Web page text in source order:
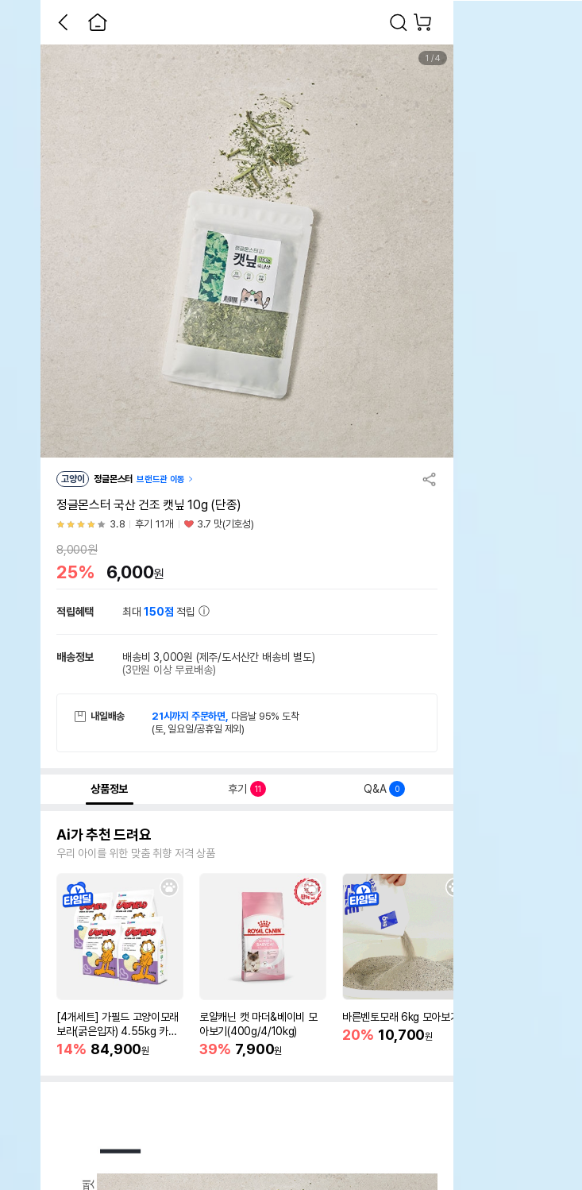
1 /4
고양이 정글몬스터 브랜드관 이동
정글몬스터 국산 건조 캣닢 10g (단종)
3.8 후기 11개 3.7 맛(기호성)
8,000원
25% 6,000원
적립혜택 최대150점 적립
배송정보 배송비 3,000원 (제주/도서산간 배송비 별도)
(3만원 이상 무료배송)
내일배송 21시까지 주문하면, 다음날 95% 도착
(토, 일요일/공휴일 제외)
상품정보 후기 11 Q&A 0
Ai가 추천 드려요
우리 아이를 위한 맞춤 취향 저격 상품
[4개세트] 가필드 고양이모래
보라(굵은입자) 4.55kg 카사
바모래
14% 84,900원
로얄캐닌 캣 마더&베이비 모
아보기(400g/4/10kg)
39% 7,900원
바른벤토모래 6kg 모아보기
20% 10,700원